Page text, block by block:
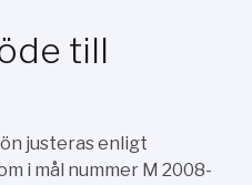
till
justeras enligt
i mål nummer M 2008-